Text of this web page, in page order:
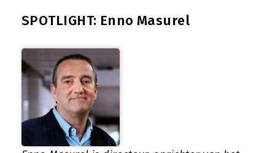
SPOTLIGHT: Enno Masurel